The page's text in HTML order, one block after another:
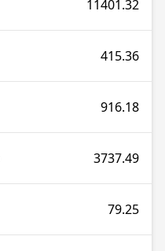
11401.32
415.36
916.18
3737.49
79.25